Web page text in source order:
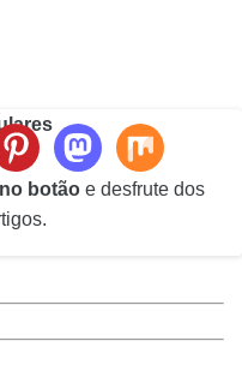
botão e desfrute dos